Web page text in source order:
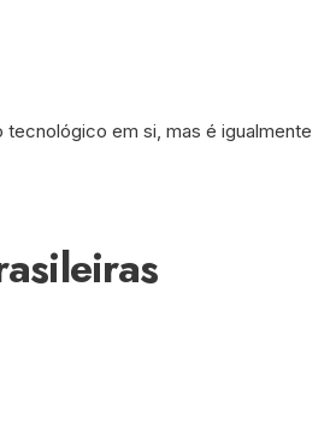
em si, mas é igualmente